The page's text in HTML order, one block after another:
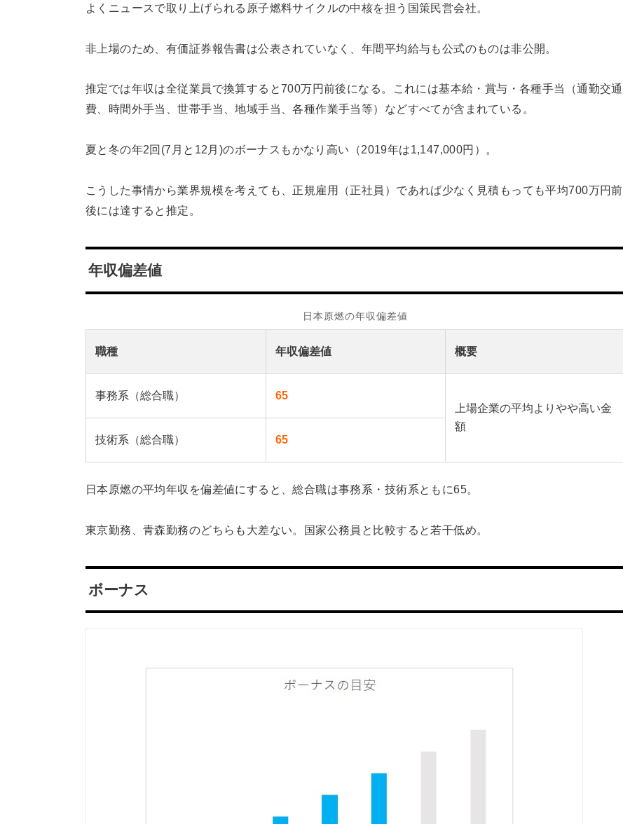
よくニュースで取り上げられる原子燃料サイクルの中核を担う国策民営会社。
非上場のため、有価証券報告書は公表されていなく、年間平均給与も公式のものは非公開。
推定では年収は全従業員で換算すると700万円前後になる。これには基本給・賞与・各種手当（通勤交通
費、時間外手当、世帯手当、地域手当、各種作業手当等）などすべてが含まれている。
夏と冬の年2回(7月と12月)のボーナスもかなり高い（2019年は1,147,000円）。
こうした事情から業界規模を考えても、正規雇用（正社員）であれば少なく見積もっても平均700万円前
後には達すると推定。
年収偏差値
日本原燃の年収偏差値
職種 年収偏差値 概要
事務系（総合職）
65
上場企業の平均よりやや高い金
額
技術系（総合職）
65
日本原燃の平均年収を偏差値にすると、総合職は事務系・技術系ともに65。
東京勤務、青森勤務のどちらも大差ない。国家公務員と比較すると若干低め。
ボーナス